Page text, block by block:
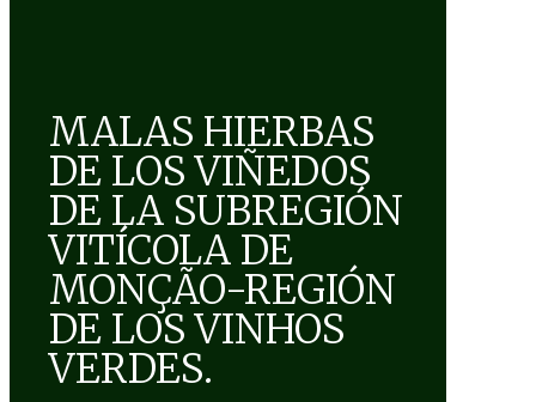
MALAS HIERBAS
DE LOS VIÑEDOS
DE LA SUBREGIÓN
VITÍCOLA DE
MONÇÃO-REGIÓN
DE LOS VINHOS
VERDES.